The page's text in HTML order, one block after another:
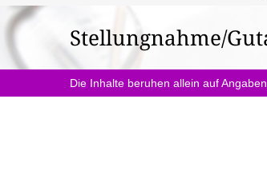
befinden
sich
hier:
Stellungnahme/
Die Inhalte beruhen allein auf